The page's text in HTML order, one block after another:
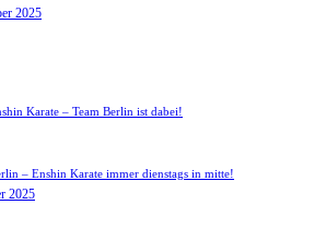
2025
Karate – Team Berlin ist dabei!
– Enshin Karate immer dienstags in mitte!
2025